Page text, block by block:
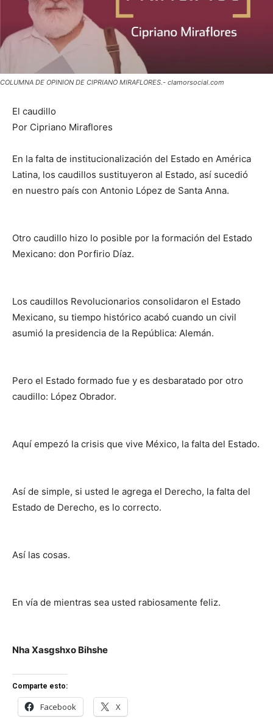
COLUMNA DE OPINION DE CIPRIANO MIRAFLORES.- clamorsocial.com
El caudillo
Por Cipriano Miraflores
En la falta de institucionalización del Estado en América
Latina, los caudillos sustituyeron al Estado, así sucedió
en nuestro país con Antonio López de Santa Anna.
Otro caudillo hizo lo posible por la formación del Estado
Mexicano: don Porfirio Díaz.
Los caudillos Revolucionarios consolidaron el Estado
Mexicano, su tiempo histórico acabó cuando un civil
asumió la presidencia de la República: Alemán.
Pero el Estado formado fue y es desbaratado por otro
caudillo: López Obrador.
Aquí empezó la crisis que vive México, la falta del Estado.
Así de simple, si usted le agrega el Derecho, la falta del
Estado de Derecho, es lo correcto.
Así las cosas.
En vía de mientras sea usted rabiosamente feliz.
Nha Xasgshxo Bihshe
Comparte esto:
Facebook X